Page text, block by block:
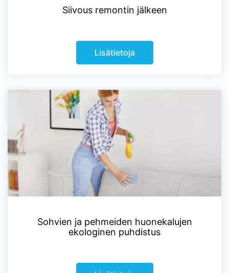
Siivous remontin jälkeen
Lisätietoja
Sohvien ja pehmeiden huonekalujen
ekologinen puhdistus